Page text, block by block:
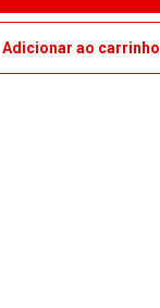
Adicionar ao carrinho